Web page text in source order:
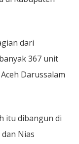
dari
367 unit
Darussalam
itu dibangun di
Nias